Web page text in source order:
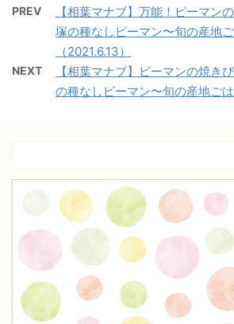
PREV
【相葉マナブ】万能！ピーマン
塚の種なしピーマン〜旬の産地
（2021.6.13）
NEXT
【相葉マナブ】ピーマンの焼き
の種なしピーマン〜旬の産地ごは